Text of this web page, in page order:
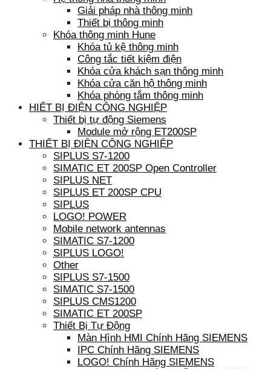
Giải pháp nhà thông minh
Thiết bị thông minh
Khóa thông minh Hune
Khóa tủ kệ thông minh
Công tắc tiết kiệm điện
Khóa cửa khách sạn thông minh
Khóa cửa căn hộ thông minh
Khóa phòng tắm thông minh
HIẾT BỊ ĐIỆN CÔNG NGHIỆP
Thiết bị tự động Siemens
Module mở rộng ET200SP
THIẾT BỊ ĐIỆN CÔNG NGHIỆP
SIPLUS S7-1200
SIMATIC ET 200SP Open Controller
SIPLUS NET
SIPLUS ET 200SP CPU
SIPLUS
LOGO! POWER
Mobile network antennas
SIMATIC S7-1200
SIPLUS LOGO!
Other
SIPLUS S7-1500
SIMATIC S7-1500
SIPLUS CMS1200
SIMATIC ET 200SP
Thiết Bị Tự Động
Màn Hình HMI Chính Hãng SIEMENS
IPC Chính Hãng SIEMENS
LOGO! Chính Hãng SIEMENS